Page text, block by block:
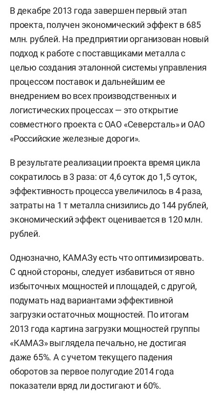
В декабре 2013 года завершен первый этап
проекта, получен экономический эффект в 685
млн. рублей. На предприятии организован новый
подход к работе с поставщиками металла с
целью создания эталонной системы управления
процессом поставок и дальнейшим ее
внедрением во всех производственных и
логистических процессах — это открытие
совместного проекта с ОАО «Северсталь» и ОАО
«Российские железные дороги».
В результате реализации проекта время цикла
сократилось в 3 раза: от 4,6 суток до 1,5 суток,
эффективность процесса увеличилось в 4 раза,
затраты на 1 т металла снизились до 144 рублей,
экономический эффект оценивается в 120 млн.
рублей.
Однозначно, КАМАЗу есть что оптимизировать.
С одной стороны, следует избавиться от явно
избыточных мощностей и площадей, с другой,
подумать над вариантами эффективной
загрузки остаточных мощностей. По итогам
2013 года картина загрузки мощностей группы
«КАМАЗ» выглядела печально, не достигая
даже 65%. А с учетом текущего падения
оборотов за первое полугодие 2014 года
показатели вряд ли достигают и 60%.